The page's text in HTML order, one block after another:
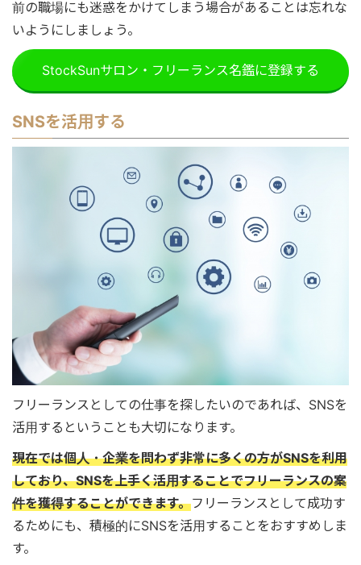
前の職場にも迷惑をかけてしまう場合があることは忘れな
いようにしましょう。
StockSunサロン・フリーランス名鑑に登録する
SNSを活用する
フリーランスとしての仕事を探したいのであれば、SNSを
活用するということも大切になります。
現在では個人・企業を問わず非常に多くの方がSNSを利用
しており、SNSを上手く活用することでフリーランスの案
件を獲得することができます。フリーランスとして成功す
るためにも、積極的にSNSを活用することをおすすめしま
す。